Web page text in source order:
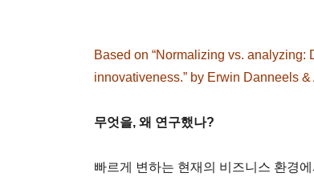
Based on “Normalizing vs.
innovativeness.” by Erwin Danneels
무엇을, 왜 연구했나?
빠르게 변하는 현재의 비즈니스 환경